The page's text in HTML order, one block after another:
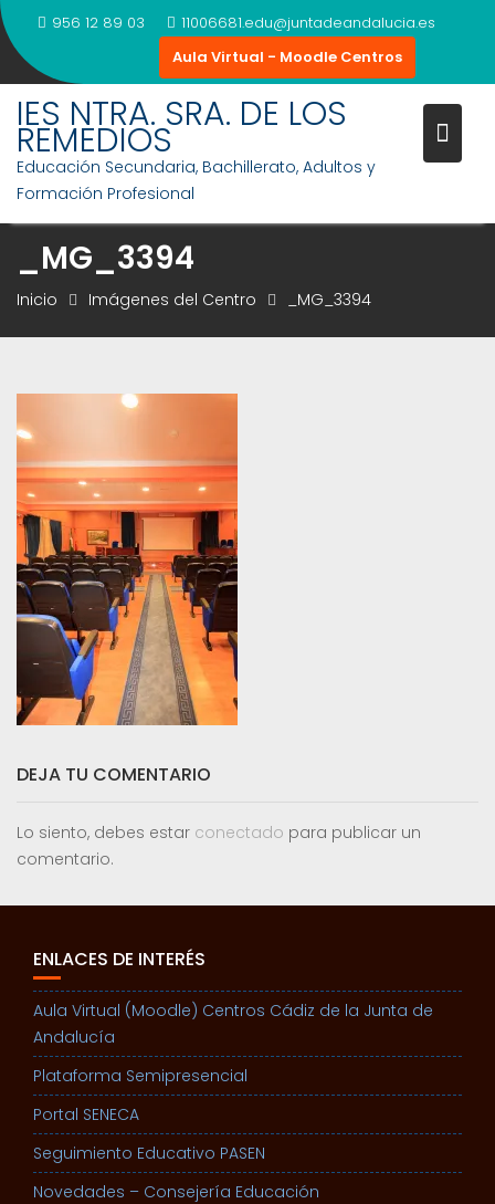
Saltar
al
contenido
956 12 89 03
11006681.edu@juntadeandalucia.es
Aula Virtual - Moodle Centros
IES NTRA. SRA. DE LOS
REMEDIOS
Educación Secundaria, Bachillerato, Adultos y
Formación Profesional
_MG_3394
Inicio Imágenes del Centro _MG_3394
DEJA TU COMENTARIO
Lo siento, debes estar conectado para publicar un
comentario.
ENLACES DE INTERÉS
Aula Virtual (Moodle) Centros Cádiz de la Junta de
Andalucía
Plataforma Semipresencial
Portal SENECA
Seguimiento Educativo PASEN
Novedades – Consejería Educación